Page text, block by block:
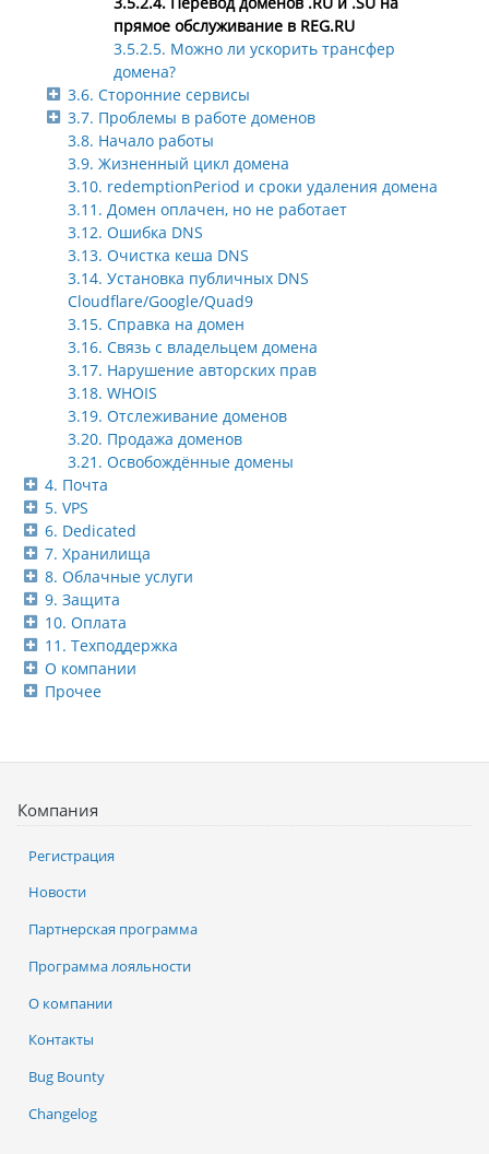
прямое обслуживание в REG.RU
3.5.2.5. Можно ли ускорить трансфер
домена?
3.6. Сторонние сервисы
3.7. Проблемы в работе доменов
3.8. Начало работы
3.9. Жизненный цикл домена
3.10. redemptionPeriod и сроки удаления домена
3.11. Домен оплачен, но не работает
3.12. Ошибка DNS
3.13. Очистка кеша DNS
3.14. Установка публичных DNS
Cloudflare/Google/Quad9
3.15. Справка на домен
3.16. Связь с владельцем домена
3.17. Нарушение авторских прав
3.18. WHOIS
3.19. Отслеживание доменов
3.20. Продажа доменов
3.21. Освобождённые домены
4. Почта
5. VPS
6. Dedicated
7. Хранилища
8. Облачные услуги
9. Защита
10. Оплата
11. Техподдержка
О компании
Прочее
Компания
Регистрация
Новости
Партнерская программа
Программа лояльности
О компании
Контакты
Bug Bounty
Changelog